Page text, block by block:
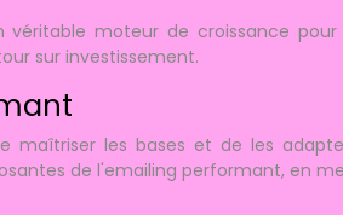
moteur de croissance pour
sur investissement.
maîtriser les bases et de les
de l'emailing performant, en